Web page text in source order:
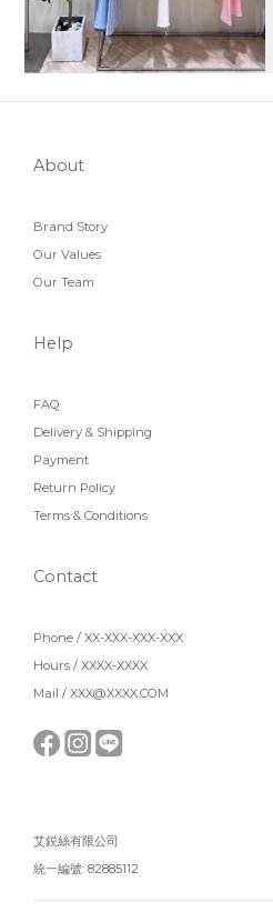
About
Brand Story
Our Values
Our Team
Help
FAQ
Delivery & Shipping
Payment
Return Policy
Terms & Conditions
Contact
Phone / XX-XXX-XXX-XXX
Hours / XXXX-XXXX
Mail / XXX@XXXX.COM
艾鋭絲有限公司
統一編號: 82885112